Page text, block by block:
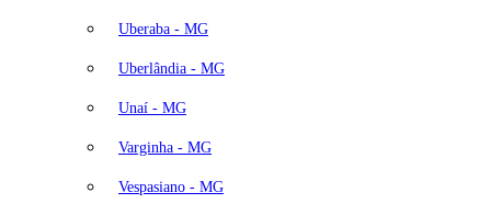
Uberaba - MG
Uberlândia - MG
Unaí - MG
Varginha - MG
Vespasiano - MG